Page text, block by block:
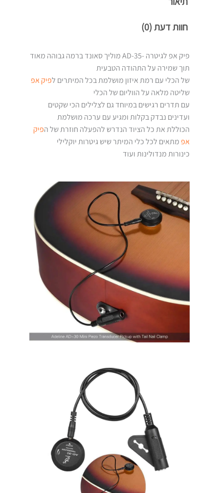
חוות דעת (0)
פיק אפ לגיטרה -AD-35 מוליך סאונד ברמה גבוהה מאוד
תוך שמירה על התהודה הטבעית
של הכלי עם רמת איזון מושלמת בכל המיתרים לפיק אפ
שליטה מלאה על הווליום של הכלי
עם תדרים רגישים במיוחד גם לצלילים הכי שקטים
ועדינים נבדק בקלות ומגיע עם ערכה מושלמת
הכוללת את כל הציוד הנדרש להפעלה חוזרת של הפיק
אפ מתאים לכל כלי המיתר שיש גיטרות יוקלילי
כינורות מנדולינות ועוד